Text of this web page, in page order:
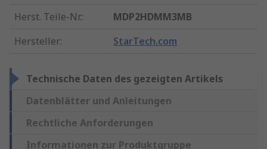
Herst. Teile-Nr.:
MDP2HDMM3MB
Hersteller: StarTech.com
Technische Daten des gezeigten Artikels
Datenblätter und Anleitungen
Rechtliche Anforderungen
Informationen zur Produktgruppe